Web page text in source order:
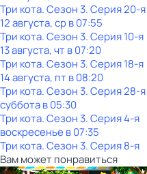
Три кота. Сезон 3. Серия 20-я
12 августа, ср в 07:55
Три кота. Сезон 3. Серия 10-я
13 августа, чт в 07:20
Три кота. Сезон 3. Серия 18-я
14 августа, пт в 08:20
Три кота. Сезон 3. Серия 28-я
субботав05:30
Три кота. Сезон 3. Серия 4-я
воскресенье в07:35
Три кота. Сезон 3. Серия 8-я
Вам может понравиться